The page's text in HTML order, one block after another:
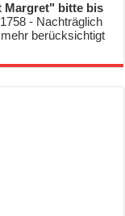
Margret" bitte bis
- Nachträglich
berücksichtigt